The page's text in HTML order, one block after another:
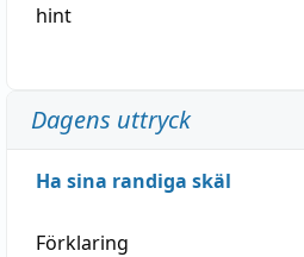
hint
Dagens uttryck
Ha sina randiga skäl
Förklaring